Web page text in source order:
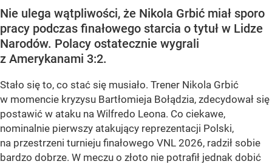
Nie ulega wątpliwości, że Nikola Grbić miał sporo
pracy podczas finałowego starcia o tytuł w Lidze
Narodów. Polacy ostatecznie wygrali
z Amerykanami 3:2.
Stało się to, co stać się musiało. Trener Nikola Grbić
w momencie kryzysu Bartłomieja Bołądzia, zdecydował się
postawić w ataku na Wilfredo Leona. Co ciekawe,
nominalnie pierwszy atakujący reprezentacji Polski,
na przestrzeni turnieju finałowego VNL 2026, radził sobie
bardzo dobrze. W meczu o złoto nie potrafił jednak dobić